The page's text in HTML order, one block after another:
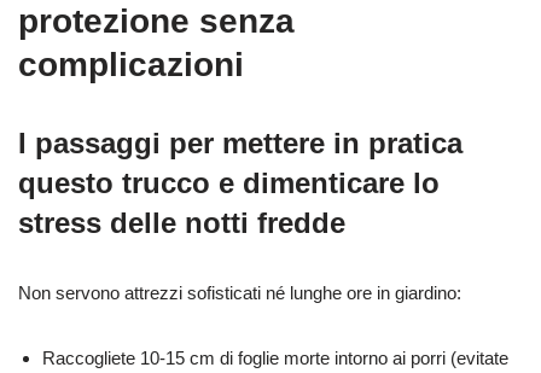
protezione senza
complicazioni
I passaggi per mettere in pratica
questo trucco e dimenticare lo
stress delle notti fredde
Non servono attrezzi sofisticati né lunghe ore in giardino:
Raccogliete 10-15 cm di foglie morte intorno ai porri (evitate